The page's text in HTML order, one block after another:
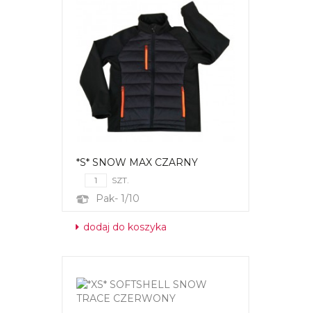
*S* SNOW MAX CZARNY
SZT.
Pak- 1/10
dodaj do koszyka